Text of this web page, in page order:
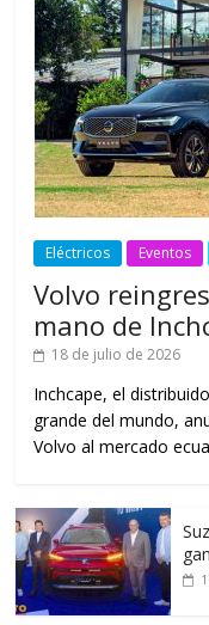
Eléctricos Eventos
Volvo
mano de
18 de julio de 2026
Inchcape, el
grande del mundo,
Volvo al mercado